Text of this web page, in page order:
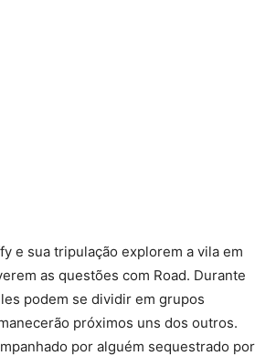
e sua tripulação explorem a vila em
as questões com Road. Durante
podem se dividir em grupos
próximos uns dos outros.
por alguém sequestrado por